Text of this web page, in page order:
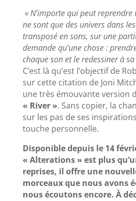
« N’importe qui peut reprendre
ne sont que des univers dans
transposé en sons, sur une
demande qu’une chose :
chaque son et le redessiner à
C’est là qu’est l’objectif de
sur cette citation de Joni
une très émouvante version
« River ». Sans copier, la
sur les pas de ses
touche personnelle.
Disponible depuis le 14
« Alterations » est plus
reprises, il offre une
morceaux que nous avons
nous écoutons encore. À